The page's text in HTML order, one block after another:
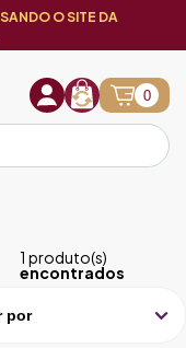
O SITE DA
0
1 produto(s)
encontrados